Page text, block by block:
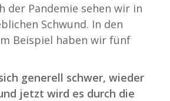
der Pandemie sehen wir in
Schwund. In den
Beispiel haben wir fünf
generell schwer, wieder
jetzt wird es durch die